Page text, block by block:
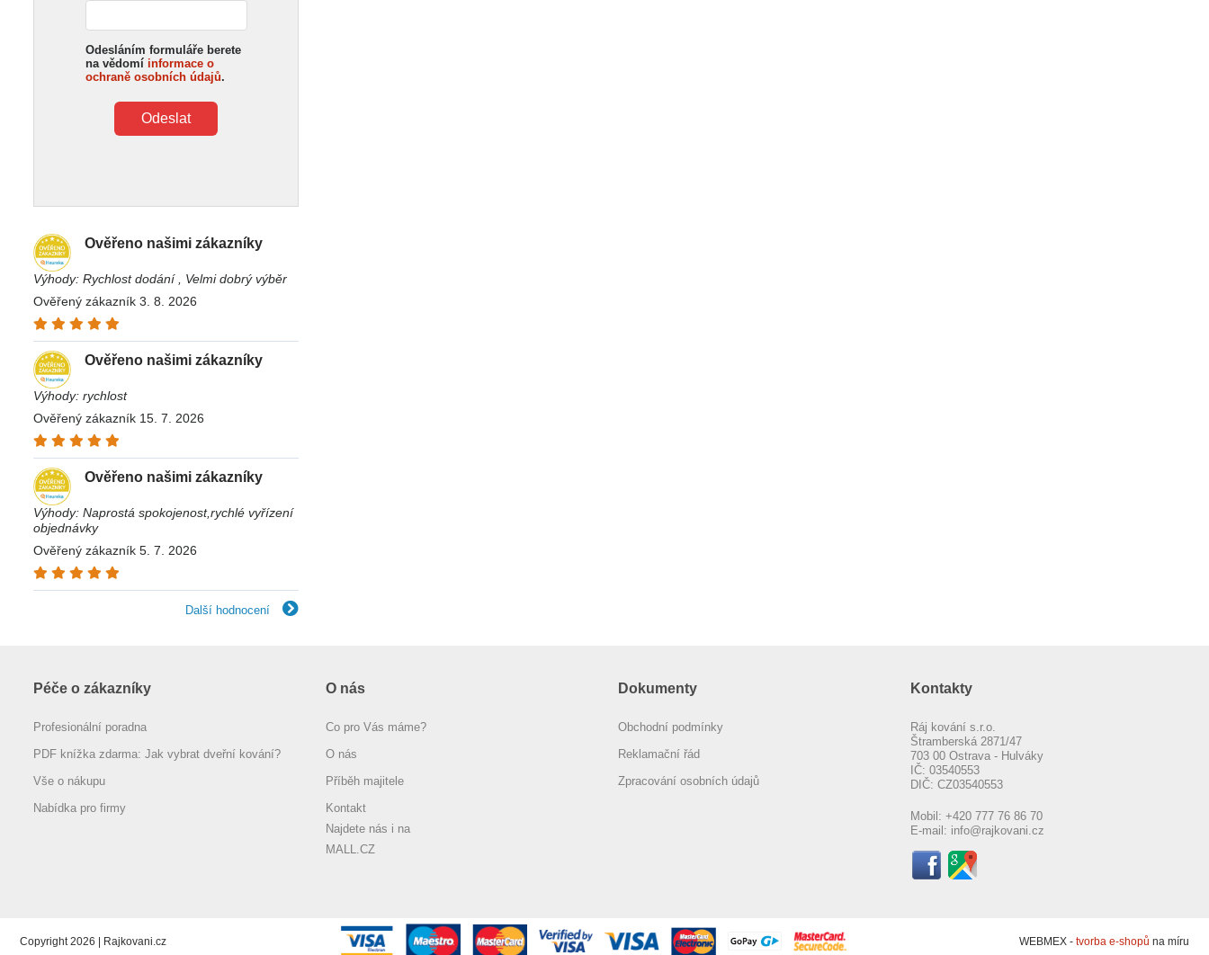
Odesláním formuláře berete
na vědomí informace o
ochraně osobních údajů.
Odeslat
Ověřeno našimi zákazníky
Výhody: Rychlost dodání , Velmi dobrý výběr
Ověřený zákazník 3. 8. 2026
Ověřeno našimi zákazníky
Výhody: rychlost
Ověřený zákazník 15. 7. 2026
Ověřeno našimi zákazníky
Výhody: Naprostá spokojenost,rychlé vyřízení
objednávky
Ověřený zákazník 5. 7. 2026
Další hodnocení
Péče o zákazníky
Profesionální poradna
PDF knížka zdarma: Jak vybrat dveřní kování?
Vše o nákupu
Nabídka pro firmy
O nás
Co pro Vás máme?
O nás
Příběh majitele
Kontakt
Najdete nás i na
MALL.CZ
Dokumenty
Obchodní podmínky
Reklamační řád
Zpracování osobních údajů
Kontakty
Ráj kování s.r.o.
Štramberská 2871/47
703 00 Ostrava - Hulváky
IČ: 03540553
DIČ: CZ03540553
Mobil: +420 777 76 86 70
E-mail: info@rajkovani.cz
Copyright 2026 | Rajkovani.cz WEBMEX - tvorba e-shopů na míru